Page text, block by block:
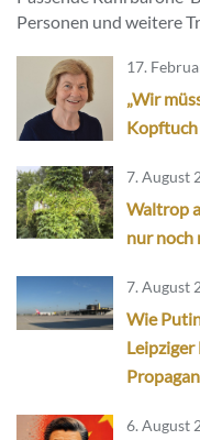
Personen und weitere
17.
„Wir
Kopftuch
7. August
Waltrop
nur noch
7. August
Wie
6. August